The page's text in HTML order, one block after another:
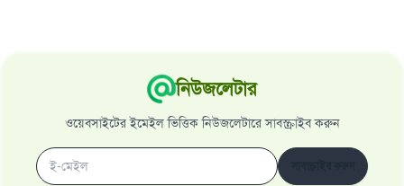
নিউজলেটার
ওয়েবসাইটের ইমেইল ভিত্তিক নিউজলেটারে সাবস্ক্রাইব করুন